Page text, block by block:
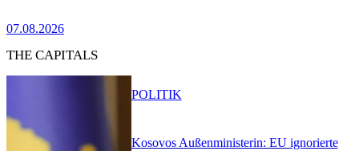
07.08.2026
THE CAPITALS
Kosovos Außenministerin: EU ignorierte
POLITIK